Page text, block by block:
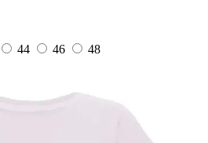
44 46
48